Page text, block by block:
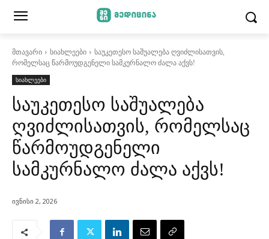
მთავარი სიახლეები
საუკეთესო საშუალება ღვიძლისათვის,
რომელსაც წარმოუდგენელი სამკურნალო ძალა აქვს!
სიახლეები
საუკეთესო საშუალება
ღვიძლისათვის, რომელსაც
წარმოუდგენელი
სამკურნალო ძალა აქვს!
ივნისი 2, 2026